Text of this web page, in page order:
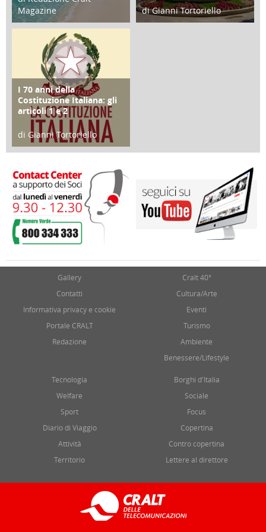
Magazine
25 Giugno 2016
di Gianni Tortoriello
FOCUS
I 70 anni della
Costituzione Italiana: gli
articoli 1 e 2
di Gianni Tortoriello
17 Marzo 2018
Gallery
Contatti
Informativa privacy e cookie
Portale CRALT
Redazione
Cralt 40°
Cultura/Arte
Eventi
Turismo
Ambiente
Benessere/Lifestyle
Tecnologia
Welfare
Sport
Diario di Viaggio
Attività
Territorio
Borghi d'Italia
Sociale
Focus
Copertina
Contro copertina
Lettere al direttore